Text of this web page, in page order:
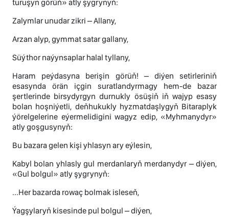
turuşyn görüň» atly şygrynyň:
Zalymlar unudar zikri – Allany,
Arzan alyp, gymmat satar gallany,
Süýthor naýynsaplar halal tyllany,
Haram peýdasyna berişin görüň! – diýen setirleriniň
esasynda örän içgin suratlandyrmagy hem-de bazar
şertlerinde birsydyrgyn durnukly ösüşiň iň wajyp esasy
bolan hoşniýetli, deňhukukly hyzmatdaşlygyň Bitaraplyk
ýörelgelerine eýermelidigini wagyz edip, «Myhmanydyr»
atly goşgusynyň:
Bu bazara gelen kişi yhlasyn ary eýlesin,
Kabyl bolan yhlasly gul merdanlaryň merdanydyr – diýen,
«Gul bolgul» atly şygrynyň:
...Her bazarda rowaç bolmak isleseň,
Ýagşylaryň kisesinde pul bolgul – diýen,